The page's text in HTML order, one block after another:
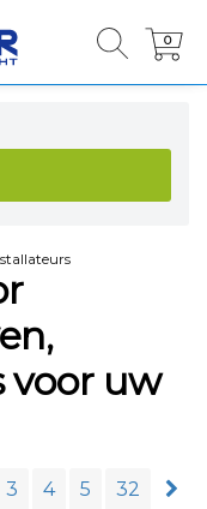
0
0
voor uw
3 4 5 32